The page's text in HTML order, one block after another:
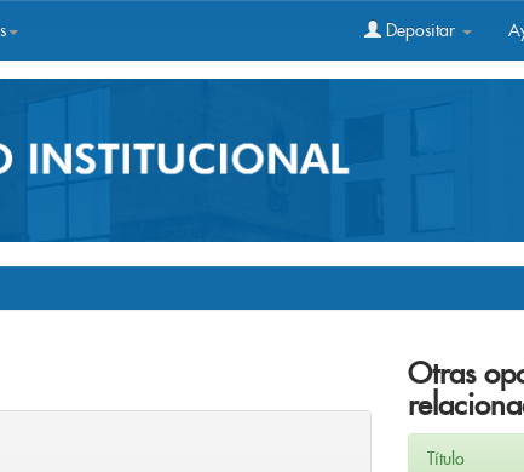
Depositar
Otras
Título